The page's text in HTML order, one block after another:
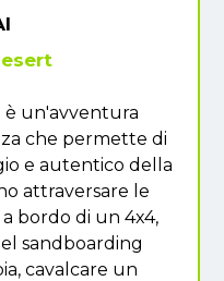
è un'avventura
che permette di
e autentico della
attraversare le
bordo di un 4x4,
sandboarding
cavalcare un